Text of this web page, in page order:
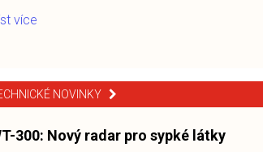
více
NOVINKY
300: Nový radar pro sypké látky